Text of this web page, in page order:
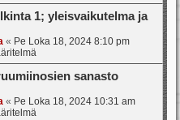
1; yleisvaikutelma ja
« Pe Loka 18, 2024 8:10 pm
sanasto
« Pe Loka 18, 2024 10:31 am